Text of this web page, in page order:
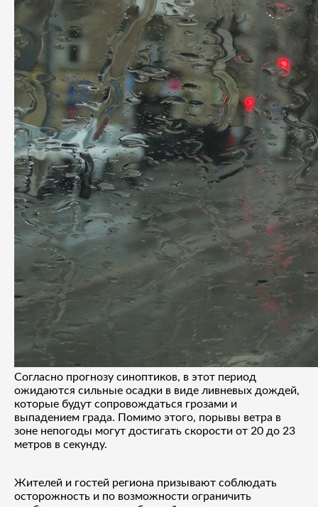
Согласно прогнозу синоптиков, в этот период
ожидаются сильные осадки в виде ливневых дождей,
которые будут сопровождаться грозами и
выпадением града. Помимо этого, порывы ветра в
зоне непогоды могут достигать скорости от 20 до 23
метров в секунду.
Жителей и гостей региона призывают соблюдать
осторожность и по возможности ограничить